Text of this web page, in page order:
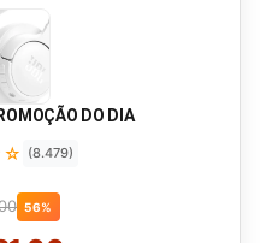
DO DIA
(8.479)
56%